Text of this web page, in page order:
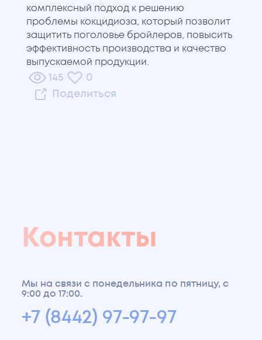
комплексный подход к решению
проблемы кокцидиоза, который позволит
защитить поголовье бройлеров, повысить
эффективность производства и качество
выпускаемой продукции.
145
0
Поделиться
Контакты
Мы на связи с понедельника по пятницу, с
9:00 до 17:00.
+7 (8442) 97-97-97